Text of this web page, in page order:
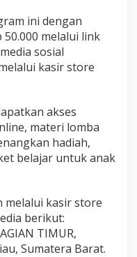
ini dengan
melalui link
sosial
kasir store
akses
materi lomba
hadiah,
belajar untuk anak
melalui kasir store
berikut:
TIMUR,
Sumatera Barat.